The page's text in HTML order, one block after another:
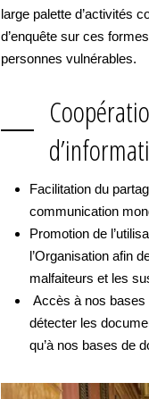
large palette d’activités
d’enquête sur ces
personnes vulnérables.
Facilitation du
communication
Promotion de
l’Organisation afin
malfaiteurs et les
Accès à nos bases
détecter les
qu’à nos bases de